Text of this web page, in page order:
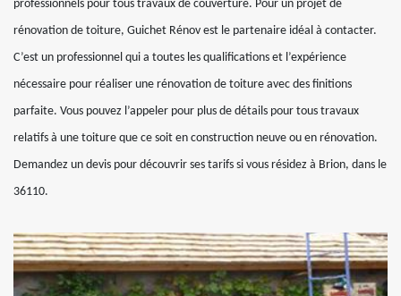
professionnels pour tous travaux de couverture. Pour un projet de
rénovation de toiture, Guichet Rénov est le partenaire idéal à contacter.
C’est un professionnel qui a toutes les qualifications et l’expérience
nécessaire pour réaliser une rénovation de toiture avec des finitions
parfaite. Vous pouvez l’appeler pour plus de détails pour tous travaux
relatifs à une toiture que ce soit en construction neuve ou en rénovation.
Demandez un devis pour découvrir ses tarifs si vous résidez à Brion, dans le
36110.